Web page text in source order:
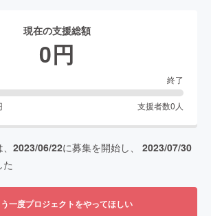
現在の支援総額
0円
終了
支援者数0 人
2023/06/22に募集を開始し、 2023/07/30
一度プロジェクトをやってほしい